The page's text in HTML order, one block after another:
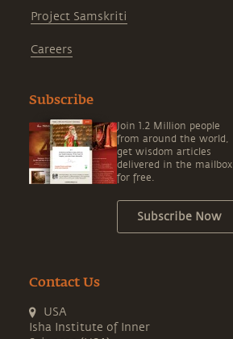
Project Samskriti
Careers
Subscribe
Join 1.2 Million people
from around the world,
get wisdom articles
delivered in the mailbox
for free.
Subscribe Now
Contact Us
USA
Isha Institute of Inner